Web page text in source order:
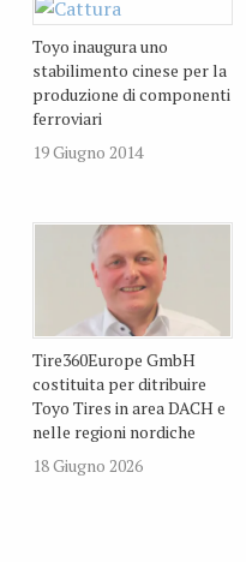
Toyo inaugura uno
stabilimento cinese per la
produzione di componenti
ferroviari
19 Giugno 2014
Tire360Europe GmbH
costituita per ditribuire
Toyo Tires in area DACH e
nelle regioni nordiche
18 Giugno 2026